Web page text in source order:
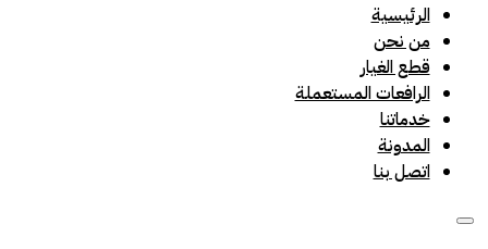
الرئيسية
من نحن
قطع الغيار
الرافعات المستعملة
خدماتنا
المدونة
اتصل بنا